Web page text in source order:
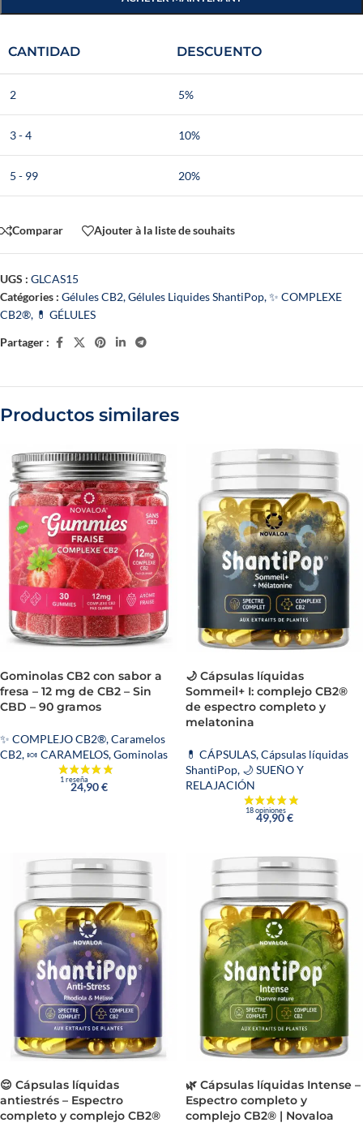
CANTIDAD DESCUENTO
2 5%
3 - 4 10%
5 - 99 20%
Comparar Ajouter à la liste de souhaits
UGS : GLCAS15
Catégories : Gélules CB2,Gélules Liquides ShantiPop,✨ COMPLEXE
CB2®, 💊 GÉLULES
Partager :
Productos similares
Gominolas CB2 con sabor a
fresa – 12 mg de CB2 – Sin
CBD – 90 gramos
✨ COMPLEJO CB2®,Caramelos
CB2,🍬 CARAMELOS,Gominolas
24,90€
🌙 Cápsulas líquidas
Sommeil+ I: complejo CB2®
de espectro completo y
melatonina
💊 CÁPSULAS,Cápsulas líquidas
ShantiPop, 🌙 SUEÑO Y
RELAJACIÓN
49,90€
😌 Cápsulas líquidas
antiestrés – Espectro
completo y complejo CB2®
🌿 Cápsulas líquidas Intense –
Espectro completo y
complejo CB2® | Novaloa